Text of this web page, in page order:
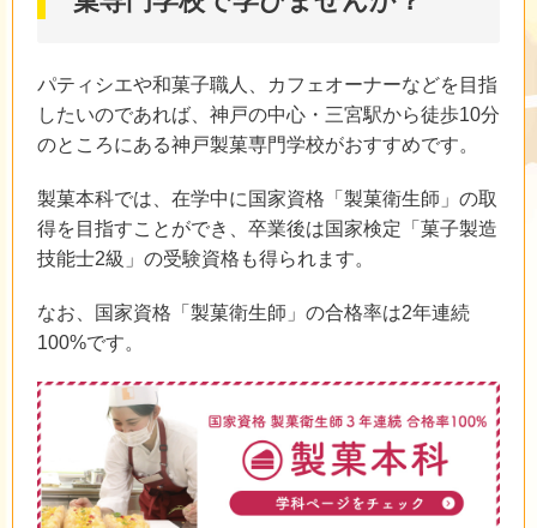
パティシエや和菓子職人、カフェオーナーなどを目指
したいのであれば、神戸の中心・三宮駅から徒歩10分
のところにある神戸製菓専門学校がおすすめです。
製菓本科では、在学中に国家資格「製菓衛生師」の取
得を目指すことができ、卒業後は国家検定「菓子製造
技能士2級」の受験資格も得られます。
なお、国家資格「製菓衛生師」の合格率は2年連続
100%です。